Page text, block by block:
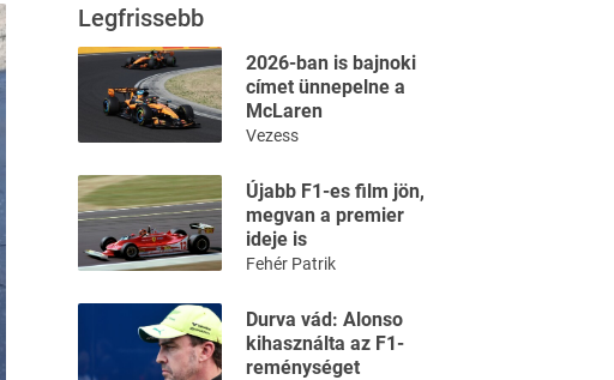
Legfrissebb
2026-ban is bajnoki
címet ünnepelne a
McLaren
Vezess
Újabb F1-es film jön,
megvan a premier
ideje is
Fehér Patrik
Durva vád: Alonso
kihasználta az F1-
reménységet